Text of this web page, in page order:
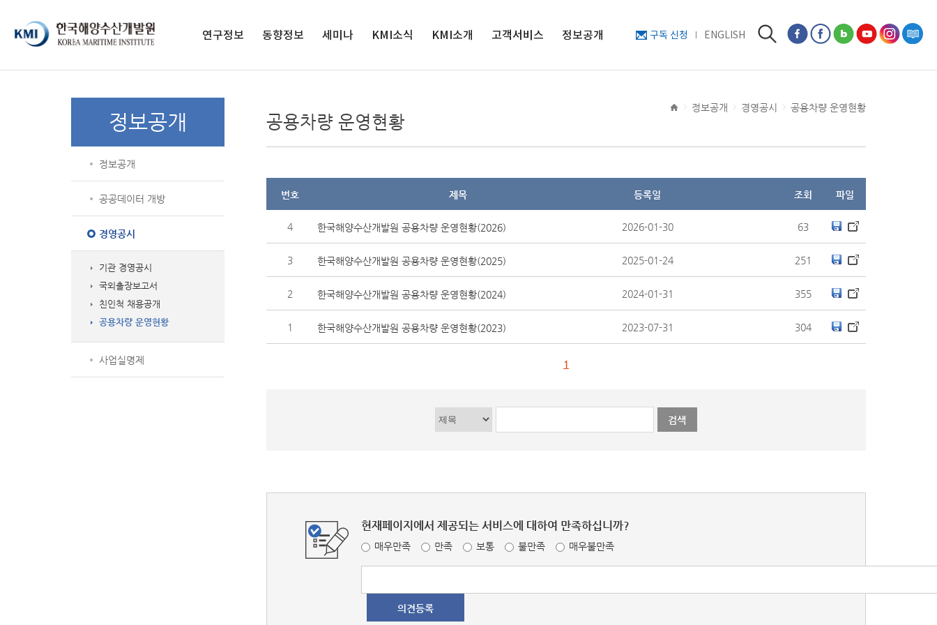
구독 신청 ENGLISH
검색
페이스북 페이지
페이스북 프로필
네이버블로그 인스타그램
전자도서관
연구정보
학술지
동향정보
종간 간행물
세미나
망대회
럼
KMI소식
입찰공고
보도자료
KMI소개
연구사업
윤리경영
인권경영
클린신고센터
KMI 홍보관
오시는 길
고객서비스
발간자료 구독안
정보공개
정보공개
정보공개
공공데이터 개방
경영공시
기관 경영공시
국외출장보고서
친인척 채용공개
공용차량 운영현황
사업실명제
정보공개 경영공시 공용차량 운영현황
공용차량 운영현황
번호 제목 등록일 조회 파일
4 한국해양수산개발원 공용차량 운영현황(2026) 2026-01-30 63
3 한국해양수산개발원 공용차량 운영현황(2025) 2025-01-24 251
2 한국해양수산개발원 공용차량 운영현황(2024) 2024-01-31 355
1 한국해양수산개발원 공용차량 운영현황(2023) 2023-07-31 304
1
현재페이지에서 제공되는 서비스에 대하여 만족하십니까?
매우만족 만족 보통 불만족 매우불만족